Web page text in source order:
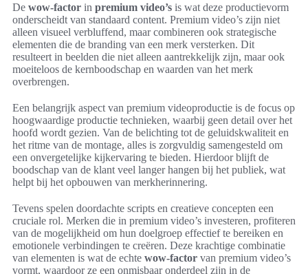
De wow-factor in premium video’s is wat deze productievorm
onderscheidt van standaard content. Premium video’s zijn niet
alleen visueel verbluffend, maar combineren ook strategische
elementen die de branding van een merk versterken. Dit
resulteert in beelden die niet alleen aantrekkelijk zijn, maar ook
moeiteloos de kernboodschap en waarden van het merk
overbrengen.
Een belangrijk aspect van premium videoproductie is de focus op
hoogwaardige productie technieken, waarbij geen detail over het
hoofd wordt gezien. Van de belichting tot de geluidskwaliteit en
het ritme van de montage, alles is zorgvuldig samengesteld om
een onvergetelijke kijkervaring te bieden. Hierdoor blijft de
boodschap van de klant veel langer hangen bij het publiek, wat
helpt bij het opbouwen van merkherinnering.
Tevens spelen doordachte scripts en creatieve concepten een
cruciale rol. Merken die in premium video’s investeren, profiteren
van de mogelijkheid om hun doelgroep effectief te bereiken en
emotionele verbindingen te creëren. Deze krachtige combinatie
van elementen is wat de echte wow-factor van premium video’s
vormt, waardoor ze een onmisbaar onderdeel zijn in de